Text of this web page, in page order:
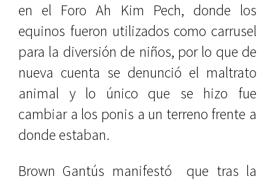
en el Foro Ah Kim Pech, donde los
equinos fueron utilizados como carrusel
para la diversión de niños, por lo que de
nueva cuenta se denunció el maltrato
animal y lo único que se hizo fue
cambiar a los ponis a un terreno frente a
donde estaban.
Brown Gantús manifestó
que tras la